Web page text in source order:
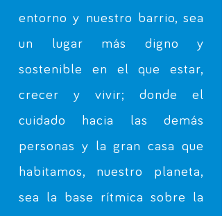
entorno y nuestro barrio, sea
un lugar más digno y
sostenible en el que estar,
crecer y vivir; donde el
cuidado hacia las demás
personas y la gran casa que
habitamos, nuestro planeta,
sea la base rítmica sobre la